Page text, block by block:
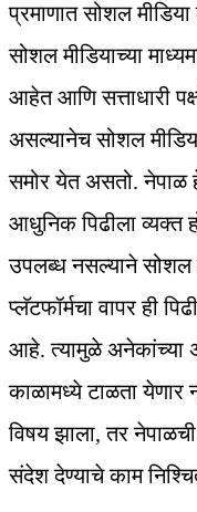
प्रमाणात सोशल
सोशल मीडियाच्या
आहेत आणि सत्ताधारी
असल्यानेच सोशल
समोर येत असतो. नेपाळ
आधुनिक पिढीला व्यक्त
उपलब्ध नसल्याने सोशल
प्लॅटफॉर्मचा वापर ही
आहे. त्यामुळे अनेकांच्या
काळामध्ये टाळता येणार
विषय झाला, तर
संदेश देण्याचे काम